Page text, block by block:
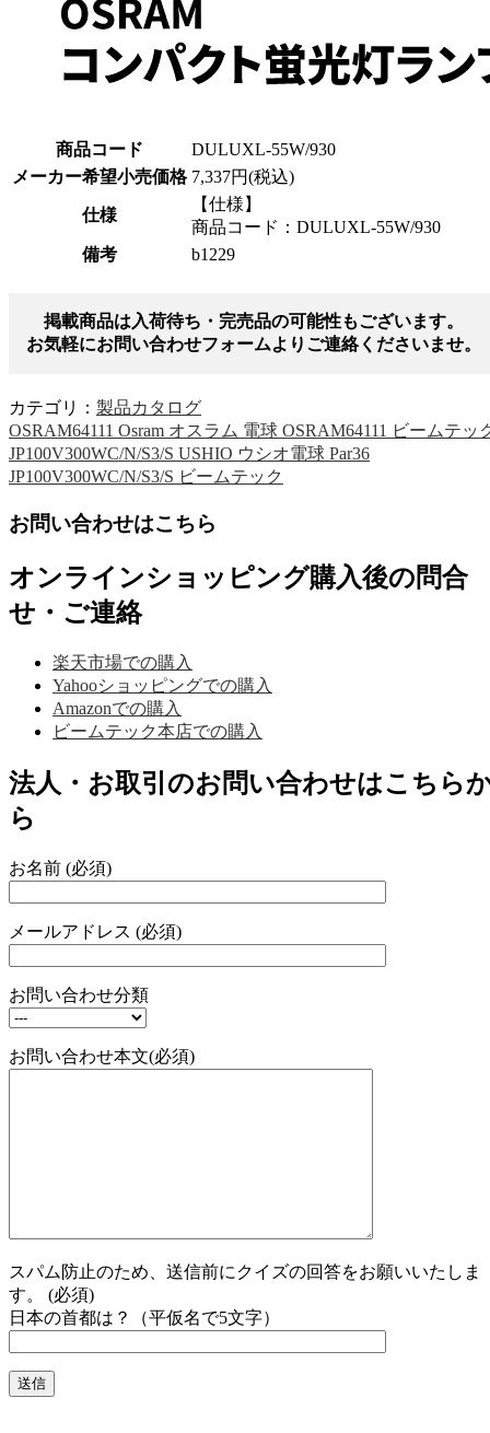
商品コード
DULUXL-55W/930
メーカー希望小売価格 7,337円(税込)
仕様
【仕様】
商品コード：DULUXL-55W/930
備考
b1229
掲載商品は入荷待ち・完売品の可能性もございます。
お気軽にお問い合わせフォームよりご連絡くださいませ。
カテゴリ： 製品カタログ
OSRAM64111 Osram オスラム 電球 OSRAM64111 ビームテッ
JP100V300WC/N/S3/S USHIO ウシオ電球 Par36
JP100V300WC/N/S3/S ビームテック
お問い合わせはこちら
オンラインショッピング購入後の問合
せ・ご連絡
楽天市場での購入
Yahooショッピングでの購入
Amazonでの購入
ビームテック本店での購入
法人・お取引のお問い合わせはこちら
ら
お名前 (必須)
メールアドレス (必須)
お問い合わせ分類
お問い合わせ本文(必須)
スパム防止のため、送信前にクイズの回答をお願いいたしま
す。 (必須)
日本の首都は？（平仮名で5文字）